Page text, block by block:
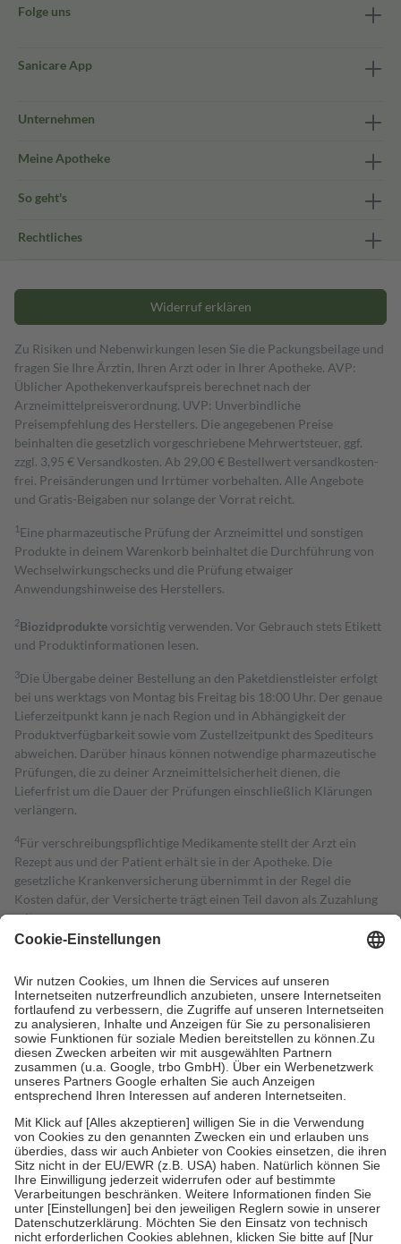
Folge uns
Sanicare App
Unternehmen
Meine Apotheke
So geht's
Rechtliches
Widerruf erklären
Zu Risiken und Nebenwirkungen lesen Sie die Packungsbeilage und
fragen Sie Ihre Ärztin, Ihren Arzt oder in Ihrer Apotheke. AVP:
Üblicher Apothekenverkaufspreis berechnet nach der
Arzneimittelpreisverordnung. UVP: Unverbindliche
Preisempfehlung des Herstellers. Die angegebenen Preise
beinhalten die gesetzlich vorgeschriebene Mehrwertsteuer, ggf.
zzgl. 3,95 € Versandkosten. Ab 29,00 € Bestell­wert versand­kosten­
frei. Preisänderungen und Irrtümer vorbehalten. Alle Angebote
und Gratis-Beigaben nur solange der Vorrat reicht.
1 Eine pharmazeutische Prüfung der Arzneimittel und sonstigen
Produkte in deinem Warenkorb beinhaltet die Durchführung von
Wechselwirkungschecks und die Prüfung etwaiger
Anwendungshinweise des Herstellers.
2Biozidproduktevorsichtig verwenden. Vor Gebrauch stets Etikett
und Produktinformationen lesen.
3Die Übergabe deiner Bestellung an den Paketdienstleister erfolgt
bei uns werktags von Montag bis Freitag bis 18:00 Uhr. Der genaue
Lieferzeitpunkt kann je nach Region und in Abhängigkeit der
Produktverfügbarkeit sowie vom Zustellzeitpunkt des Spediteurs
abweichen. Darüber hinaus können notwendige pharmazeutische
Prüfungen, die zu deiner Arzneimittelsicherheit dienen, die
Lieferfrist um die Dauer der Prüfungen einschließlich Klärungen
verlängern.
4Für verschreibungspflichtige Medikamente stellt der Arzt ein
Rezept aus und der Patient erhält sie in der Apotheke. Die
gesetzliche Krankenversicherung übernimmt in der Regel die
Kosten dafür, der Versicherte trägt einen Teil davon als Zuzahlung
mit.
Grundsätzlich leisten Mitglieder Zuzahlungen in Höhe von zehn
höchstens zehn Euro.
Es sind jedoch nie mehr als die tatsächlichen
Kosten der Leistung zu entrichten.
Diese Regeln gelten grundsätzlich auch für Online-Apotheken.
Bei Heilmitteln und häuslicher Krankenpflege beträgt die
Zuzahlung zehn Prozent der Kosten sowie zehn Euro je
Verordnung.
Um das Engagement der Versicherten für ihre eigene Gesundheit zu
stärken und die besondere Stellung der Familie zu unterstützen,
fallenkeine Zuzahlungenan bei:
• Kindern und Jugendlichen bis zum vollendeten 18. Lebensjahr
mit Ausnahme der Fahrkosten
• Untersuchungen zur Vorsorge und Früherkennung, die von der
GKV getragen werden
• empfohlenen Schutzimpfungen
• Harn- und Blutteststreifen